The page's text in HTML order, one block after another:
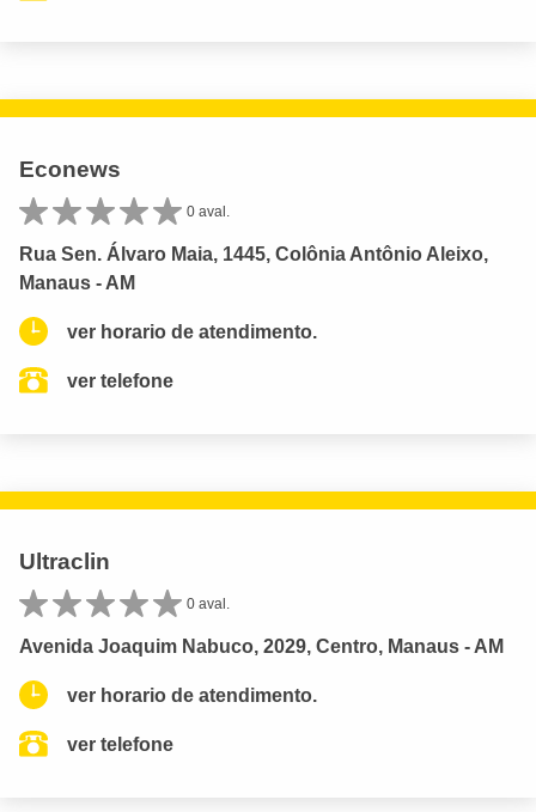
Econews
0 aval.
Rua Sen. Álvaro Maia, 1445, Colônia Antônio Aleixo,
Manaus - AM
ver horario de atendimento.
ver telefone
Ultraclin
0 aval.
Avenida Joaquim Nabuco, 2029, Centro, Manaus - AM
ver horario de atendimento.
ver telefone